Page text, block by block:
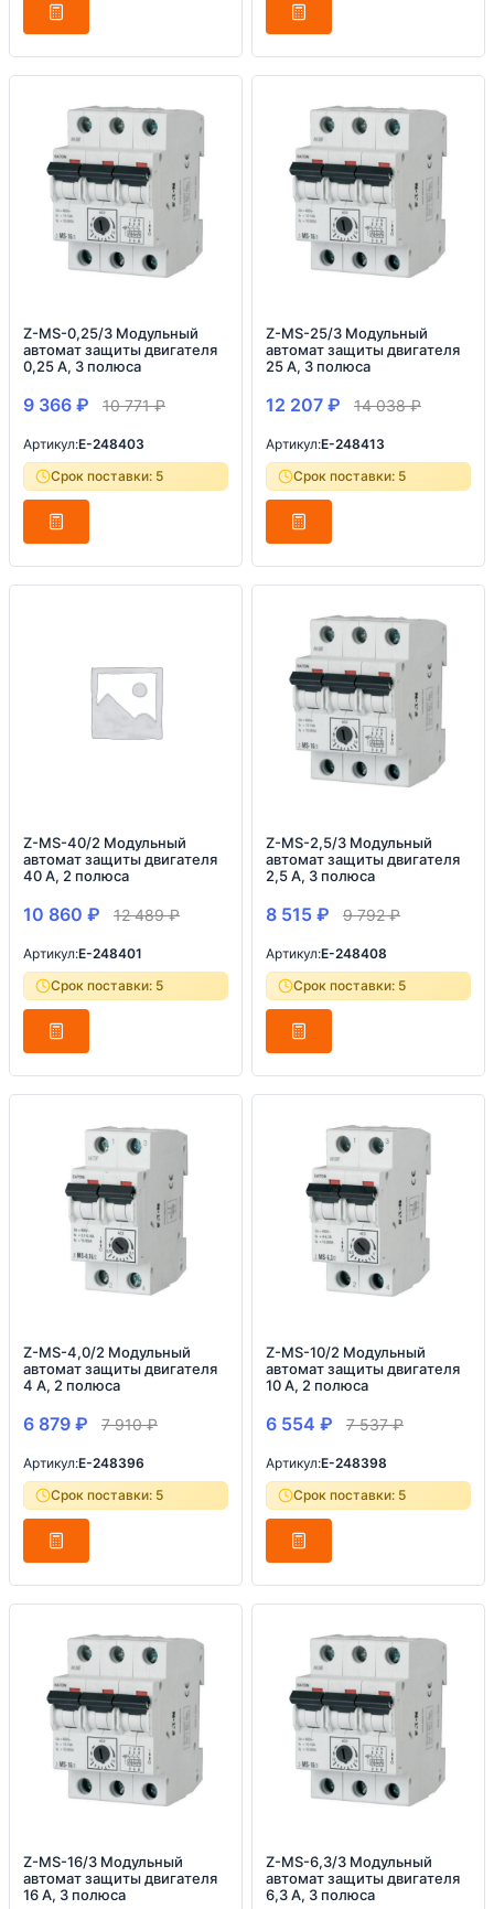
Z-MS-0,25/3 Модульный
автомат защиты двигателя
0,25 А, 3 полюса
9 366 ₽ 10 771₽
Артикул:E-248403
Срок поставки: 5
Z-MS-25/3 Модульный
автомат защиты двигателя
25 А, 3 полюса
12 207 ₽ 14 038₽
Артикул:E-248413
Срок поставки: 5
Z-MS-40/2 Модульный
автомат защиты двигателя
40 А, 2 полюса
10 860 ₽ 12 489₽
Артикул:E-248401
Срок поставки: 5
Z-MS-2,5/3 Модульный
автомат защиты двигателя
2,5 А, 3 полюса
8 515 ₽ 9 792₽
Артикул:E-248408
Срок поставки: 5
Z-MS-4,0/2 Модульный
автомат защиты двигателя
4 А, 2 полюса
6 879 ₽ 7 910₽
Артикул:E-248396
Срок поставки: 5
Z-MS-10/2 Модульный
автомат защиты двигателя
10 А, 2 полюса
6 554 ₽ 7 537₽
Артикул:E-248398
Срок поставки: 5
Z-MS-16/3 Модульный
автомат защиты двигателя
16 А, 3 полюса
Z-MS-6,3/3 Модульный
автомат защиты двигателя
6,3 А, 3 полюса